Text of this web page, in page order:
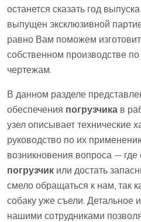
останется сказать год
выпущен эксклюзивной
равно Вам поможем
собственном производстве
чертежам.
В данном разделе
обеспечения погрузчика в
узел описывает технические
руководство по их
возникновения вопроса — где
погрузчик или достать
смело обращаться к нам, так
собаку уже съели. Детальное
нашими сотрудниками